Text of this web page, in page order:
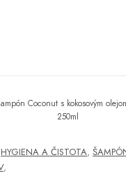
HYGIENA A ČISTOTA,
,